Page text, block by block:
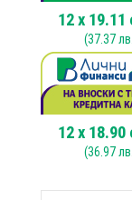
12x 19.11
(37.37
12x 18.90
(36.97